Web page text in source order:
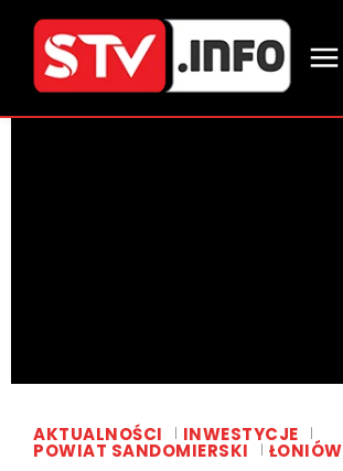
AKTUALNOŚCI INWESTYCJE
POWIAT SANDOMIERSKI ŁONIÓW